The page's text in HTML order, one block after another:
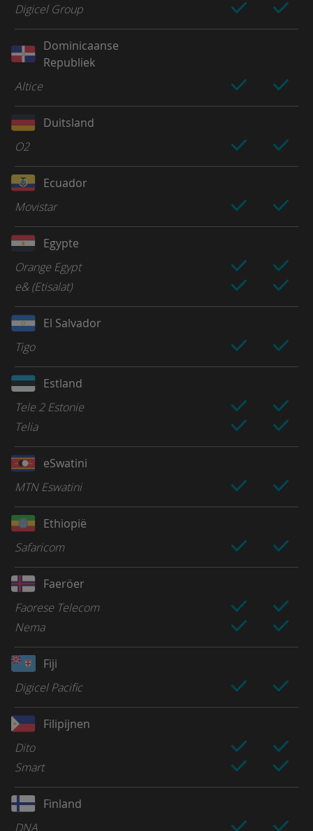
Digicel Group
Dominicaanse
Republiek
Altice
Duitsland
O2
Ecuador
Movistar
Egypte
Orange Egypt
e& (Etisalat)
El Salvador
Tigo
Estland
Tele 2 Estonie
Telia
eSwatini
MTN Eswatini
Ethiopië
Safaricom
Faeröer
Faorese Telecom
Nema
Fiji
Digicel Pacific
Filipijnen
Dito
Smart
Finland
DNA